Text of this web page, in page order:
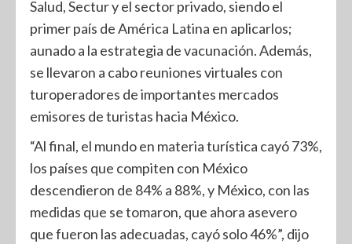
Salud, Sectur y el sector privado, siendo el
primer país de América Latina en aplicarlos;
aunado a la estrategia de vacunación. Además,
se llevaron a cabo reuniones virtuales con
turoperadores de importantes mercados
emisores de turistas hacia México.
“Al final, el mundo en materia turística cayó 73%,
los países que compiten con México
descendieron de 84% a 88%, y México, con las
medidas que se tomaron, que ahora asevero
que fueron las adecuadas, cayó solo 46%”, dijo